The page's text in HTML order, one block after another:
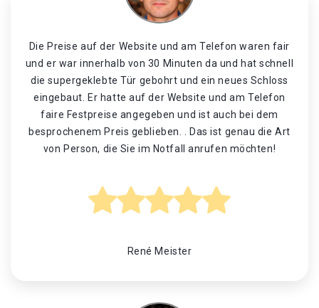
Die Preise auf der Website und am Telefon waren fair
und er war innerhalb von 30 Minuten da und hat schnell
die supergeklebte Tür gebohrt und ein neues Schloss
eingebaut. Er hatte auf der Website und am Telefon
faire Festpreise angegeben und ist auch bei dem
besprochenem Preis geblieben. . Das ist genau die Art
von Person, die Sie im Notfall anrufen möchten!
René Meister